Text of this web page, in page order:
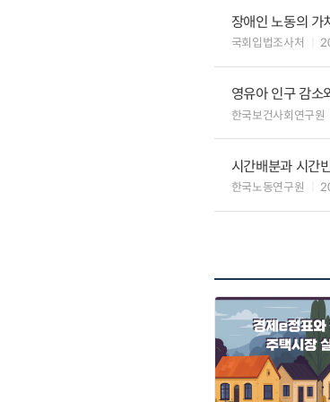
장애인 노동의 가
국회입법조사처
영유아 인구 감소
한국보건사회연구원
시간배분과 시간
한국노동연구원